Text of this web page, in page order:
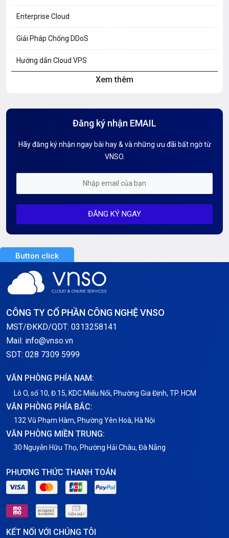
Enterprise Cloud
Giải Pháp Chống DDoS
Hướng dẫn Cloud VPS
Hướng dẫn Tên miền
Kiến thức AI
Mỗi tuần 01 Server
Server Dedicated (Máy chủ riêng)
Server GPU
Server Windows
Thông báo
Thông tin chung
Tin tức
Xem thêm
Đăng ký nhận EMAIL
Hãy đăng ký nhận ngay bài hay & và những ưu đãi bất ngờ từ
VNSO.
ĐĂNG KÝ NGAY
Button click
CÔNG TY CỔ PHẦN CÔNG NGHỆ VNSO
MST/ĐKKD/QDT: 0313258141
Mail: info@vnso.vn
SDT: 028 7309 5999
VĂN PHÒNG PHÍA NAM:
Lô O, số 10, Đ.15, KDC Miếu Nổi, Phường Gia Định, TP. HCM
VĂN PHÒNG PHÍA BẮC:
132 Vũ Phạm Hàm, Phường Yên Hoà, Hà Nội
VĂN PHÒNG MIỀN TRUNG:
30 Nguyễn Hữu Thọ, Phường Hải Châu, Đà Nẵng
PHƯƠNG THỨC THANH TOÁN
KẾT NỐI VỚI CHÚNG TÔI